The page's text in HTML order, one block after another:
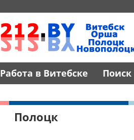
Работа в Витебске Поиск
Полоцк